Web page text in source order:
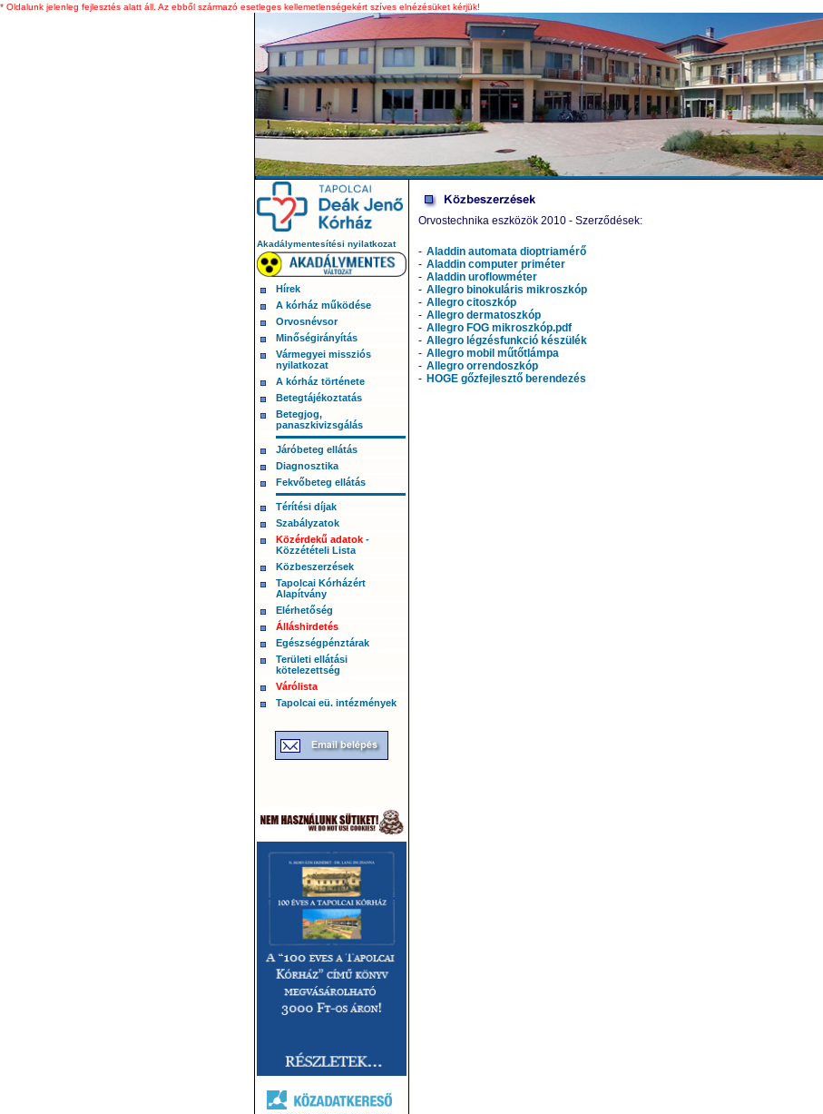
* Oldalunk jelenleg fejlesztés alatt áll. Az ebből származó esetleges kellemetlenségekért szíves elnézésüket kérjük!
Akadálymentesítési nyilatkozat
Hírek
A kórház működése
Orvosnévsor
Minőségirányítás
Vármegyei missziós
nyilatkozat
A kórház története
Betegtájékoztatás
Betegjog,
panaszkivizsgálás
Járóbeteg ellátás
Diagnosztika
Fekvőbeteg ellátás
Térítési díjak
Szabályzatok
Közérdekű adatok-
Közzétételi Lista
Közbeszerzések
Tapolcai Kórházért
Alapítvány
Elérhetőség
Álláshirdetés
Egészségpénztárak
Területi ellátási
kötelezettség
Várólista
Tapolcai eü. intézmények
Orvostechnika eszközök 2010 - Szerződések:
- Aladdin automata dioptriamérő
- Aladdin computer priméter
- Aladdin uroflowméter
- Allegro binokuláris mikroszkóp
- Allegro citoszkóp
- Allegro dermatoszkóp
- Allegro FOG mikroszkóp.pdf
- Allegro légzésfunkció készülék
- Allegro mobil műtőtlámpa
- Allegro orrendoszkóp
- HOGE gőzfejlesztő berendezés